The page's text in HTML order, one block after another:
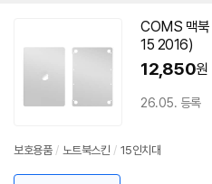
COMS 맥북
15 2016)
12,850원
26.05. 등록
보호용품 / 노트북스킨 / 15인치 대